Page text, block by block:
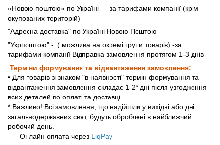
«Новою поштою» по Україні — за тарифами компанії (крім
окупованих територій)
"Адресна доставка" по Україні Новою Поштою
"Укрпоштою" - ( можлива на окремі групи товарів) -за
тарифами компанії Відправка замовлення протягом 1-3 днів
Терміни формування та відвантаження замовлення:
• Для товарів зі знаком "в наявності" термін формування та
відвантаження замовлення складає 1-2* дні після узгодження
всих деталей по оплаті та доставці
* Важливо! Всі замовлення, що надійшли у вихідні або дні
загальнодержавних свят, будуть оброблені в найближчий
робочий день.
Онлайн оплата через LiqPay